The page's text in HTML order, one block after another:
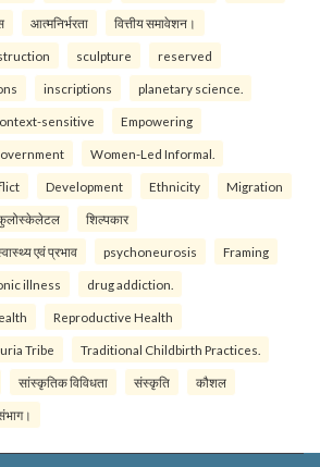
आत्मनिर्भरता वित्तीय समावेशन।
sculpture reserved
inscriptions planetary science.
sensitive Empowering
Women-Led Informal.
Development Ethnicity Migration
शिल्पकार
एवं प्रभाव psychoneurosis Framing
illness drug addiction.
Reproductive Health
Tribe Traditional Childbirth Practices.
सांस्कृतिक विविधता संस्कृति कौशल